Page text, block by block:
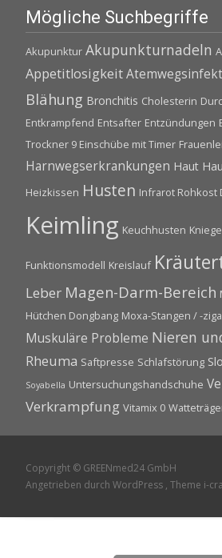
Mögliche Suchbegriffe
Akupunktur Akupunkturnadeln
Appetitlosigkeit
Blähung Bronchitis Cholesterin
Entkrampfend Entsafter Entzündungen
Trockner 9 Einschübe mit Timer
Harnwegserkrankungen Haut
Heizkissen Husten Infrarot Rohkost
Keimling Keuchhusten
Funktionsmodell Kreislauf
Leber Magen-Darm-Bereich
Hütchen Dongbang Moxa-Stangen / -
Muskuläre Probleme Nieren
Rheuma Saftpresse Schlafstörung
Soyabella Untersuchungshandschuhe
Verkrampfung Vitamix 0
Copyright © GREENmed24 GmbH
Angetrieben durch WordPress , Theme i-